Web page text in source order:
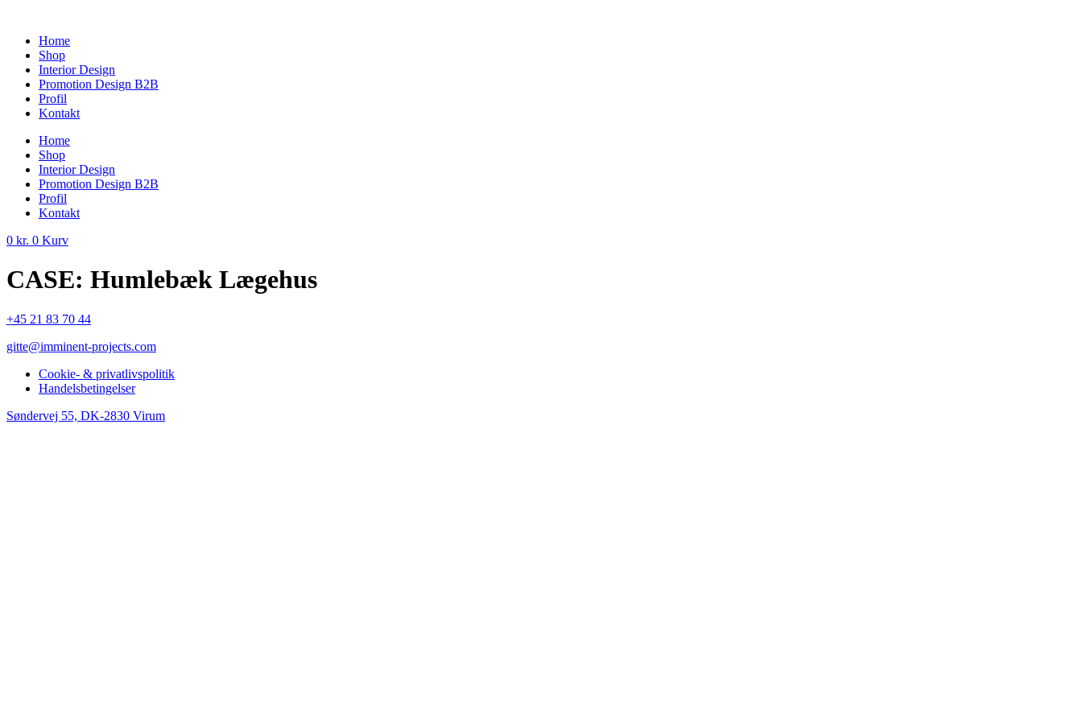
indholdHome
Shop
Interior Design
Promotion Design B2B
Profil
Kontakt
Home
Shop
Interior Design
Promotion Design B2B
Profil
Kontakt
0 kr. 0 Kurv
CASE: Humlebæk Lægehus
+45 21 83 70 44
gitte@imminent-projects.com
Cookie- & privatlivspolitik
Handelsbetingelser
Søndervej 55, DK-2830 Virum